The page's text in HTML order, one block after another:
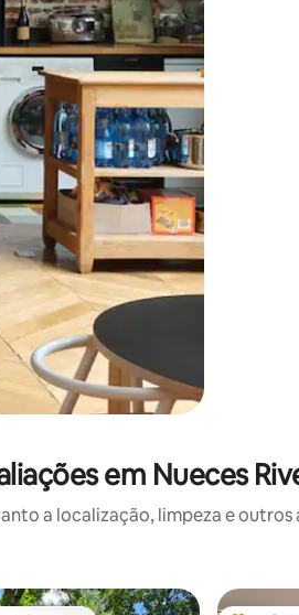
ou tocando e deslizando o dedo na
em Nueces
a localização, limpeza e outros